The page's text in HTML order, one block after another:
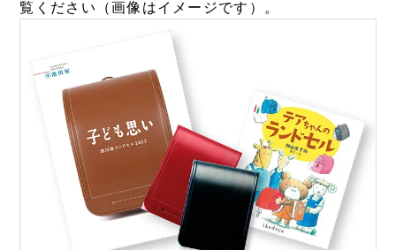
覧ください（画像はイメージです）。